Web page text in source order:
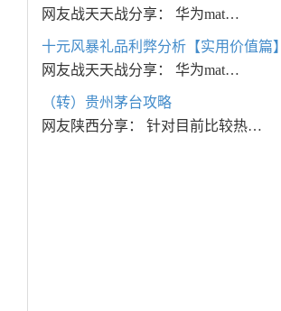
网友战天天战分享： 华为mat…
十元风暴礼品利弊分析【实用价值篇】
网友战天天战分享： 华为mat…
（转）贵州茅台攻略
网友陕西分享： 针对目前比较热…